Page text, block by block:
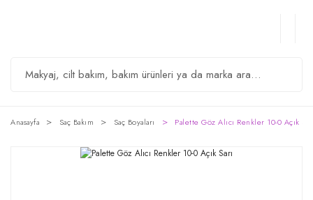
Anasayfa Saç Bakım Saç Boyaları Palette Göz Alıcı Renkler 10-0 Açık